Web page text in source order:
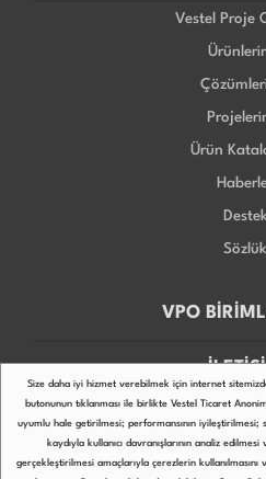
Vestel Proje
Ürün
Sözlük
VPO
Copyright
Size daha iyi hizmet verebilmek için internet
butonunun tıklanması ile birlikte Vestel Ticaret
uyumlu hale getirilmesi; performansının
kaydıyla kullanıcı davranışlarının analiz
gerçekleştirilmesi amaçlarıyla çerezlerin